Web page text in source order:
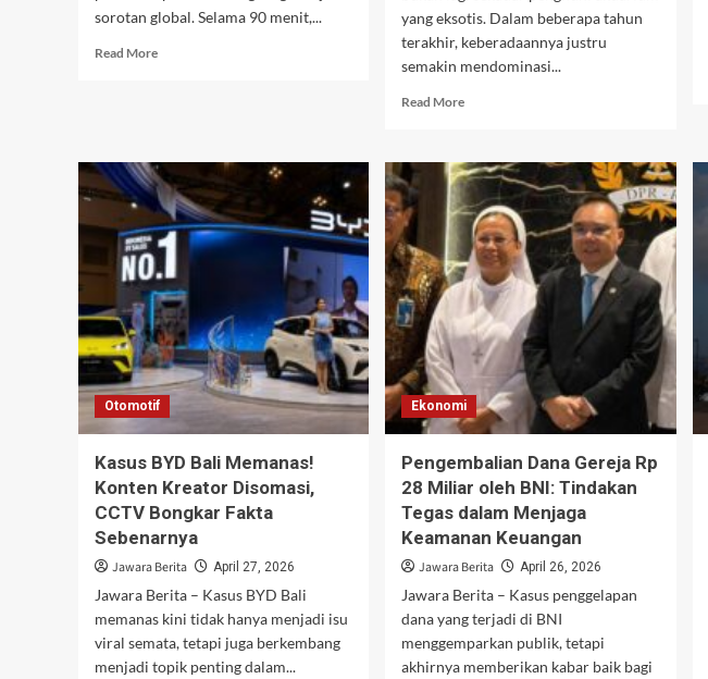
sorotan global. Selama 90 menit,...
Read MoreRead
Bahas
Konflik
Global
dalam
Panggilan
90
Menit
yang eksotis. Dalam beberapa tahun
terakhir, keberadaannya justru
semakin mendominasi...
Read MoreRead
Ikan
Sapu-
Sapu
Ancaman
Ekosistem
dan
Dugaan
Penyalahgunaan
sebagai
Bahan
Siomay
Otomotif
Kasus BYD Bali Memanas!
Konten Kreator Disomasi,
CCTV Bongkar Fakta
Sebenarnya
Jawara Berita April 27, 2026
Jawara Berita – Kasus BYD Bali
memanas kini tidak hanya menjadi isu
viral semata, tetapi juga berkembang
menjadi topik penting dalam...
Ekonomi
Pengembalian Dana Gereja Rp
28 Miliar oleh BNI: Tindakan
Tegas dalam Menjaga
Keamanan Keuangan
Jawara Berita April 26, 2026
Jawara Berita – Kasus penggelapan
dana yang terjadi di BNI
menggemparkan publik, tetapi
akhirnya memberikan kabar baik bagi